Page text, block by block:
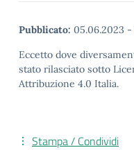
Pubblicato: 05.06.2023 -
Eccetto dove
stato rilasciato sotto
Attribuzione 4.0 Italia.
Stampa / Condividi